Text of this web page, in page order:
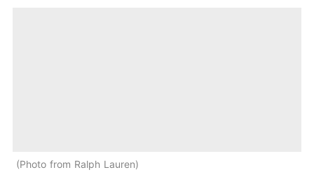
Photo from Ralph Lauren